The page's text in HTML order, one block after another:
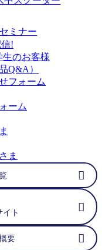
ミナー
!
のお客様
Q&A）
フォーム
ーム
ま
イト
要